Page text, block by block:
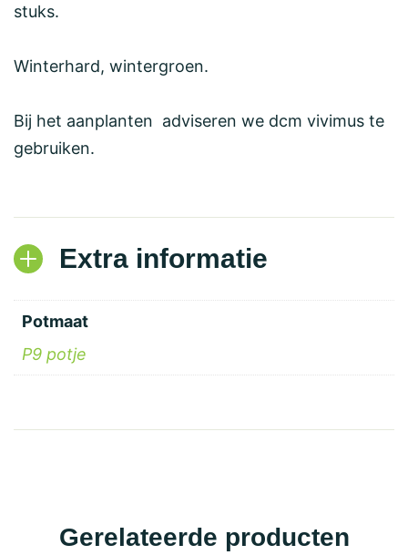
stuks.
Winterhard, wintergroen.
Bij het aanplanten adviseren we dcm vivimus te
gebruiken.
Extra informatie
Potmaat
P9 potje
Gerelateerde producten